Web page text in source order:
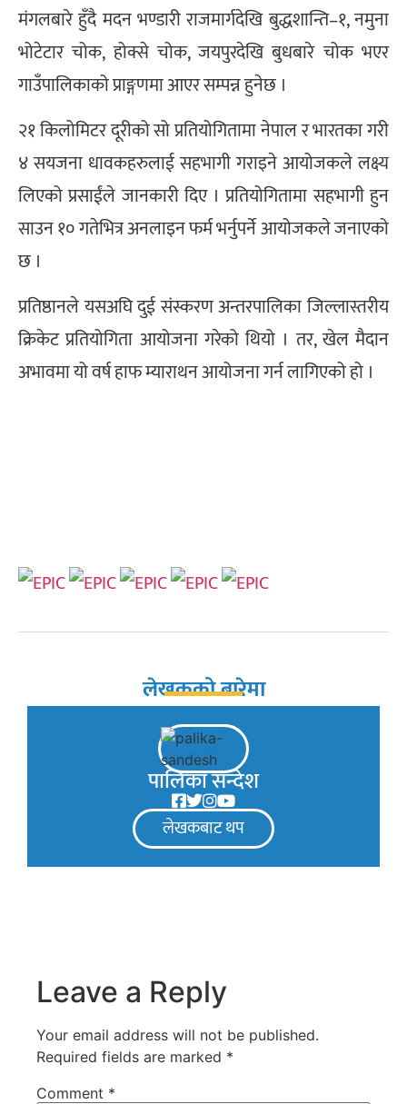
मंगलबारे हुँदै मदन भण्डारी राजमार्गदेखि बुद्धशान्ति–१, नमुना
भोटेटार चोक, होक्से चोक, जयपुरदेखि बुधबारे चोक भएर
गाउँपालिकाको प्राङ्गणमा आएर सम्पन्न हुनेछ ।
२१ किलोमिटर दूरीको सो प्रतियोगितामा नेपाल र भारतका गरी
४ सयजना धावकहरुलाई सहभागी गराइने आयोजकले लक्ष्य
लिएको प्रसाईंले जानकारी दिए । प्रतियोगितामा सहभागी हुन
साउन १० गतेभित्र अनलाइन फर्म भर्नुपर्ने आयोजकले जनाएको
छ ।
प्रतिष्ठानले यसअघि दुई संस्करण अन्तरपालिका जिल्लास्तरीय
क्रिकेट प्रतियोगिता आयोजना गरेको थियो । तर, खेल मैदान
अभावमा यो वर्ष हाफ म्याराथन आयोजना गर्न लागिएको हो ।
लेखकको बारेमा
पालिका सन्देश
लेखकबाट थप
Leave a Reply
Your email address will not be published.
Required fields are marked *
Comment *